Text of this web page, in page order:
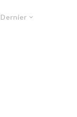
Dernier